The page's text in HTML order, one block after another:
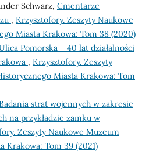
Schwarz, Cmentarze
, Krzysztofory. Zeszyty Naukowe
Miasta Krakowa: Tom 38 (2020)
Pomorska – 40 lat działalności
, Krzysztofory. Zeszyty
Miasta Krakowa: Tom
strat wojennych w zakresie
na przykładzie zamku w
Zeszyty Naukowe Muzeum
Krakowa: Tom 39 (2021)